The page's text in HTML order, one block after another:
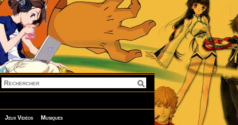
Jeux Vidéos Musiques